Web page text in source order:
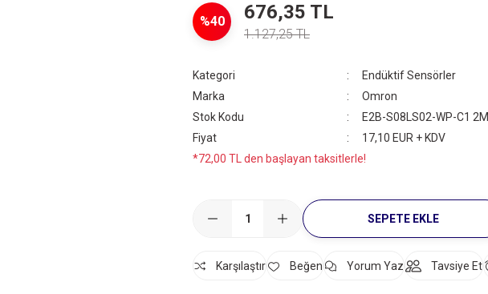
%40 676,35 TL
1.127,25 TL
Kategori
Endüktif Sensörler
Marka
Omron
Stok Kodu
E2B-S08LS02-WP-C1 2M
Fiyat
17,10 EUR + KDV
*72,00 TL den başlayan taksitlerle!
SEPETE EKLE
Karşılaştır Yorum Yaz Tavsiye Et